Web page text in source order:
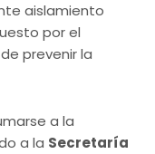
aislamiento
por el
prevenir la
a la
a la Secretaría